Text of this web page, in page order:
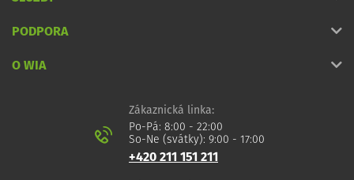
PODPORA
O WIA
Zákaznická linka:
Po-Pá: 8:00 - 22:00
So-Ne (svátky): 9:00 - 17:00
+420 211 151 211